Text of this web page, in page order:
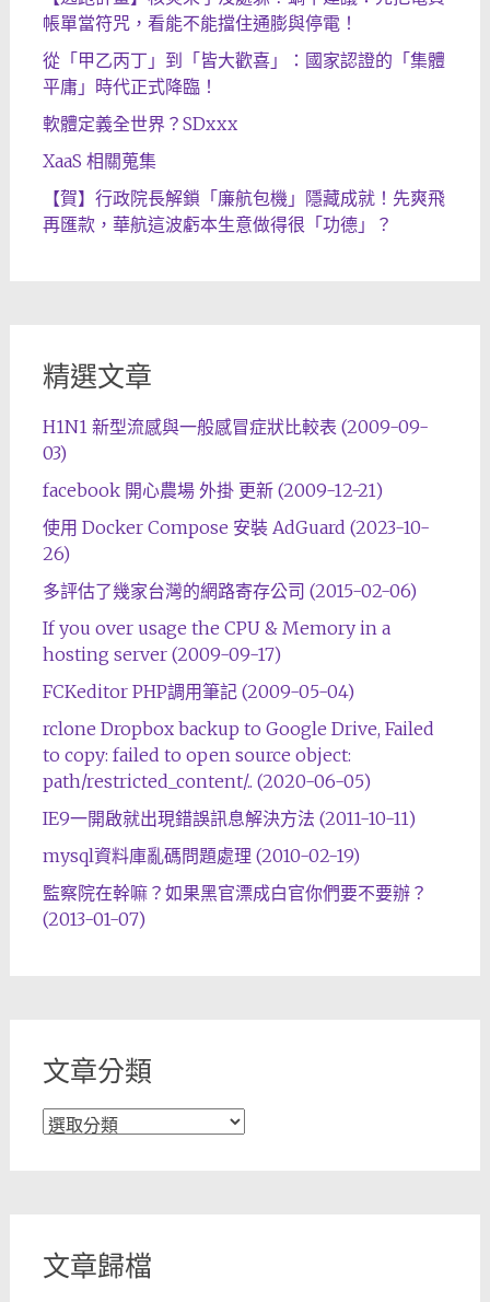
帳單當符咒，看能不能擋住通膨與停電！
從「甲乙丙丁」到「皆大歡喜」：國家認證的「集體
平庸」時代正式降臨！
軟體定義全世界？SDxxx
XaaS 相關蒐集
【賀】行政院長解鎖「廉航包機」隱藏成就！先爽飛
再匯款，華航這波虧本生意做得很「功德」？
精選文章
H1N1 新型流感與一般感冒症狀比較表 (2009-09-
03)
facebook 開心農場 外掛 更新 (2009-12-21)
使用 Docker Compose 安裝 AdGuard (2023-10-
26)
多評估了幾家台灣的網路寄存公司 (2015-02-06)
If you over usage the CPU & Memory in a
hosting server (2009-09-17)
FCKeditor PHP調用筆記 (2009-05-04)
rclone Dropbox backup to Google Drive, Failed
to copy: failed to open source object:
path/restricted_content/.. (2020-06-05)
IE9一開啟就出現錯誤訊息解決方法 (2011-10-11)
mysql資料庫亂碼問題處理 (2010-02-19)
監察院在幹嘛？如果黑官漂成白官你們要不要辦？
(2013-01-07)
文章分類
文
文章歸檔